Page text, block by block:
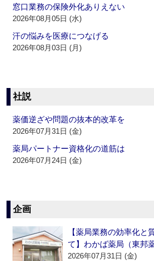
窓口業務の保険外化ありえない
2026年08月05日 (水)
汗の悩みを医療につなげる
2026年08月03日 (月)
社説
薬価逆ざや問題の抜本的改革を
2026年07月31日 (金)
薬局パートナー資格化の道筋は
2026年07月24日 (金)
企画
【薬局業務の効率化と
て】わかば薬局（東邦
2026年07月31日 (金)